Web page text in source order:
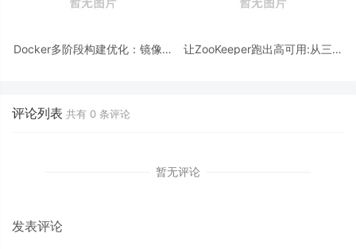
Docker多阶段构建优化：镜像体
让ZooKeeper跑出高可用:从三节
评论列表 共有 0 条评论
暂无评论
发表评论